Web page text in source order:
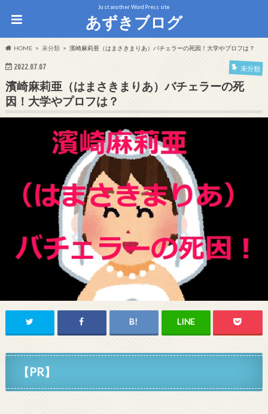
Just another WordPress site
あずきブログ
HOME 未分類 濱崎麻莉亜（はまさきまりあ）バチェラーの死因！大学やプロフは？
2022.07.07 未分類
濱崎麻莉亜（はまさきまりあ）バチェラーの死
因！大学やプロフは？
【PR】